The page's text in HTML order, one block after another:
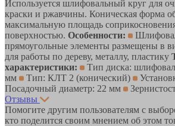
Используется шлифовальный круг для
краски и ржавчины. Коническая форма
максимальную площадь
поверхностью. Особенности:
прямоугольные элементы размещены в
для работы по дереву, металлу, пластику
характеристики:
Тип диска:
мм
Тип: КЛТ 2 (конический)
Посадочный диаметр: 22 мм
Отзывы
Помогите другим пользователям с
кто поделится своим мнением об этом